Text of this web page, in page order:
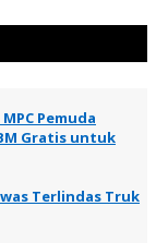
Pemuda
Gratis untuk
Terlindas Truk